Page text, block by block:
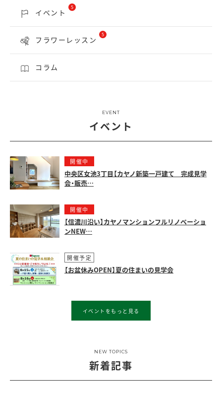
イベント
5
フラワーレッスン
5
コラム
EVENT
イベント
開催中
中央区女池3丁目【カヤノ新築一戸建て 完成見学
会・販売…
開催中
【信濃川沿い】カヤノマンションフルリノベーショ
ンNEW…
開催予定
【お盆休みOPEN】夏の住まいの見学会
イベントをもっと見る
NEW TOPICS
新着記事